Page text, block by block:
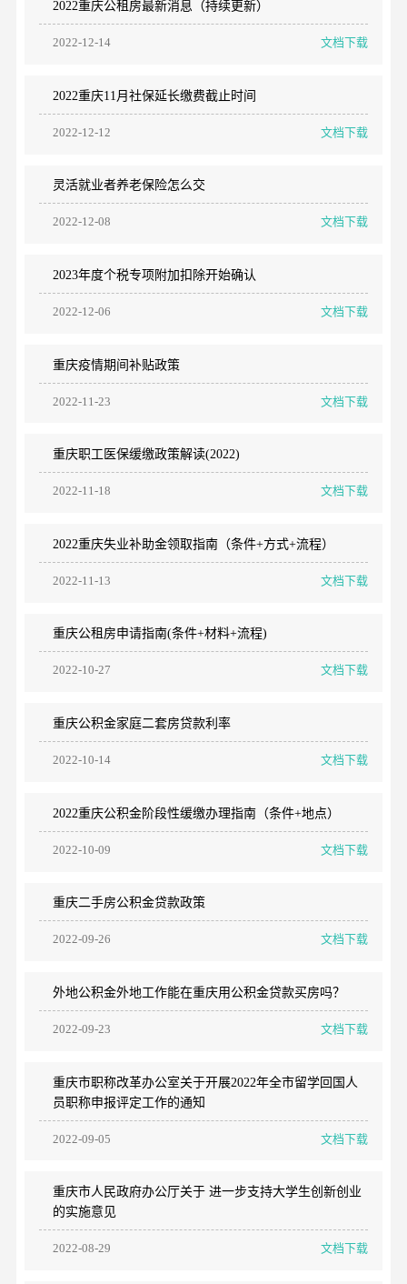
2022重庆公租房最新消息（持续更新）
2022-12-14 文档下载
2022重庆11月社保延长缴费截止时间
2022-12-12 文档下载
灵活就业者养老保险怎么交
2022-12-08 文档下载
2023年度个税专项附加扣除开始确认
2022-12-06 文档下载
重庆疫情期间补贴政策
2022-11-23 文档下载
重庆职工医保缓缴政策解读(2022)
2022-11-18 文档下载
2022重庆失业补助金领取指南（条件+方式+流程）
2022-11-13 文档下载
重庆公租房申请指南(条件+材料+流程)
2022-10-27 文档下载
重庆公积金家庭二套房贷款利率
2022-10-14 文档下载
2022重庆公积金阶段性缓缴办理指南（条件+地点）
2022-10-09 文档下载
重庆二手房公积金贷款政策
2022-09-26 文档下载
外地公积金外地工作能在重庆用公积金贷款买房吗？
2022-09-23 文档下载
重庆市职称改革办公室关于开展2022年全市留学回国人
员职称申报评定工作的通知
2022-09-05 文档下载
重庆市人民政府办公厅关于 进一步支持大学生创新创业
的实施意见
2022-08-29 文档下载